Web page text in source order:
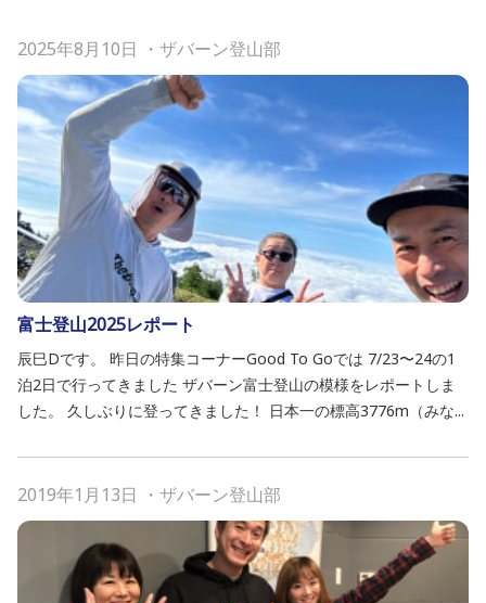
2025年8月10日 ・ ザバーン登山部
富士登山2025レポート
辰巳Dです。 昨日の特集コーナーGood To Goでは 7/23〜24の1
泊2日で行ってきました ザバーン富士登山の模様をレポートしま
した。 久しぶりに登ってきました！ 日本一の標高3776m（みな...
2019年1月13日 ・ ザバーン登山部